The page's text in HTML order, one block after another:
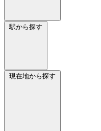
駅から探す
現在地から探す